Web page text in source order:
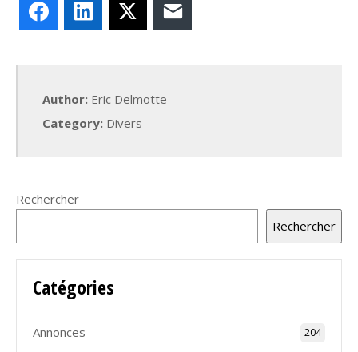
FacebookLinkedIn
Author: Eric Delmotte
Category: Divers
Rechercher
Rechercher
Catégories
Annonces 204